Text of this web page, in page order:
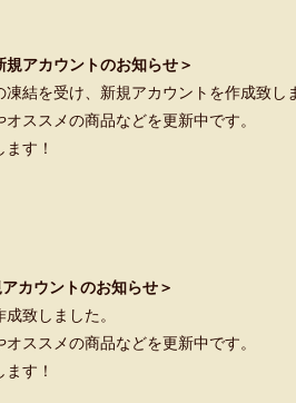
アカウントのお知らせ＞
結を受け、新規アカウントを作成致し
ススメの商品などを更新中です。
す！
カウントのお知らせ＞
致しました。
ススメの商品などを更新中です。
す！